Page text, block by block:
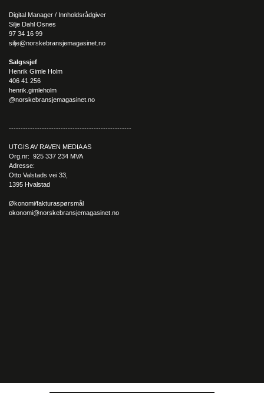
Digital Manager / Innholdsrådgiver
Silje Dahl Osnes
97 34 16 99
silje@norskebransjemagasinet.no
Salgssjef
Henrik Gimle Holm
406 41 256
henrik.gimleholm
@norskebransjemagasinet.no
----------------------------------------------------
UTGIS AV RAVEN MEDIA AS
Org.nr: 925 337 234 MVA
Adresse:
Otto Valstads vei 33,
1395 Hvalstad
Økonomi/fakturaspørsmål
okonomi@norskebransjemagasinet.no